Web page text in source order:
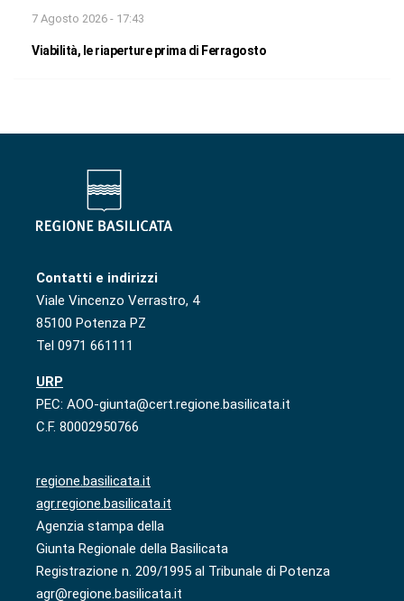
7 Agosto 2026 - 17:43
Viabilità, le riaperture prima di Ferragosto
Contatti e indirizzi
Viale Vincenzo Verrastro, 4
85100 Potenza PZ
Tel 0971 661111
URP
PEC: AOO-giunta@cert.regione.basilicata.it
C.F. 80002950766
regione.basilicata.it
agr.regione.basilicata.it
Agenzia stampa della
Giunta Regionale della Basilicata
Registrazione n. 209/1995 al Tribunale di Potenza
agr@regione.basilicata.it